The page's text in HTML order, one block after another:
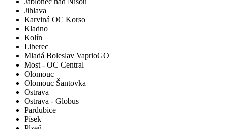
Jihlava
Karviná OC Korso
Kladno
Kolín
Liberec
Mladá Boleslav VaprioGO
Most - OC Central
Olomouc
Olomouc Šantovka
Ostrava
Ostrava - Globus
Pardubice
Písek